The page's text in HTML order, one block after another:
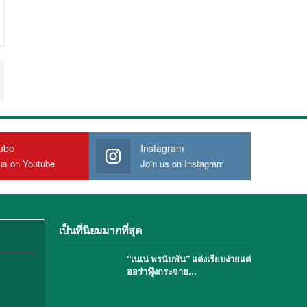
on Youtube
Instagram
Join us on Instagram
เป็นที่นิยมมากที่สุด
“เนเน่ พรนับพัน” แต่งเรียบง่ายแต่
ออร่าฟุ้งกระจาย…